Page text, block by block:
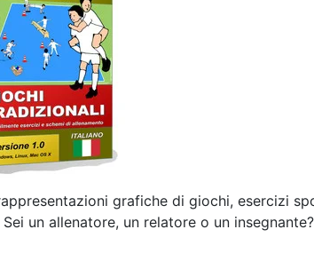
grafiche di giochi, esercizi
un allenatore, un relatore o un